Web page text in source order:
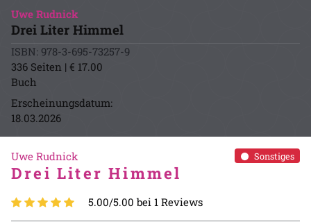
Uwe Rudnick
Drei Liter Himmel
ISBN: 978-3-695-73257-9
336 Seiten | € 17.00
Buch
Erscheinungsdatum:
18.03.2026
Sonstiges
Uwe Rudnick
Drei Liter Himmel
5.00/5.00 bei 1 Reviews